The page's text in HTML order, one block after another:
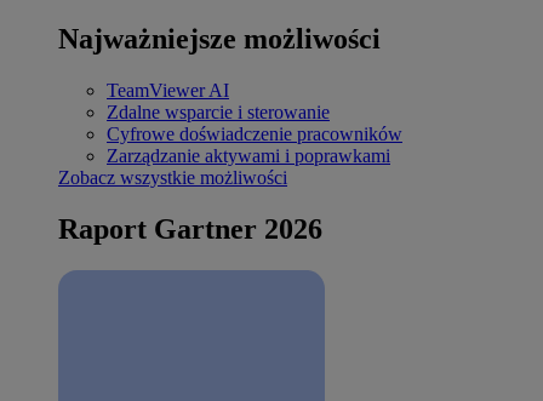
Najważniejsze możliwości
TeamViewer AI
Zdalne wsparcie i sterowanie
Cyfrowe doświadczenie pracowników
Zarządzanie aktywami i poprawkami
Zobacz wszystkie możliwości
Raport Gartner 2026